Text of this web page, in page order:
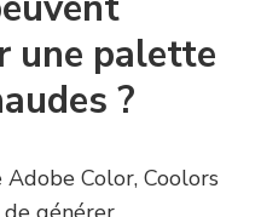
une palette
?
Color, Coolors